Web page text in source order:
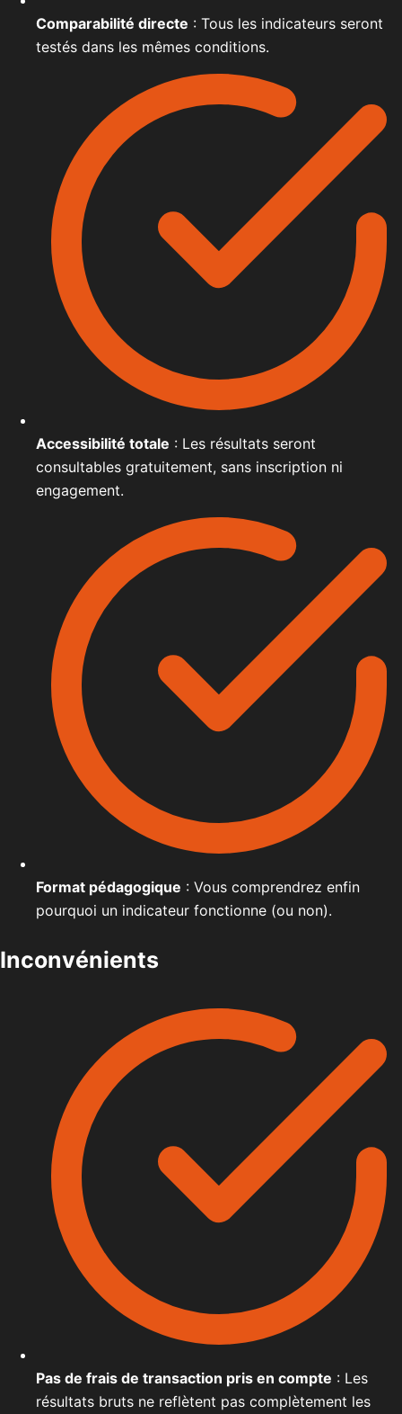
Comparabilité directe : Tous les indicateurs seront
testés dans les mêmes conditions.
Accessibilité totale : Les résultats seront
consultables gratuitement, sans inscription ni
engagement.
Format pédagogique : Vous comprendrez enfin
pourquoi un indicateur fonctionne (ou non).
Inconvénients
Pas de frais de transaction pris en compte : Les
résultats bruts ne reflètent pas complètement les